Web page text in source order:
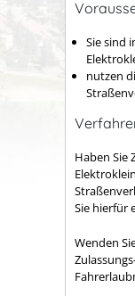
Sie sind
nutzen
Haben Sie
Sie hierfür
Wenden